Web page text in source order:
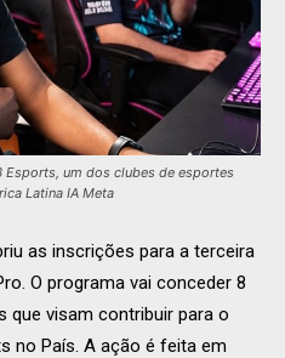
Esports, um dos clubes de esportes
Latina IA Meta
as inscrições para a terceira
O programa vai conceder 8
que visam contribuir para o
no País. A ação é feita em